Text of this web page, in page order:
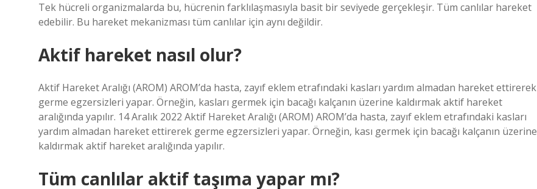
Tek hücreli organizmalarda bu, hücrenin farklılaşmasıyla basit bir seviyede gerçekleşir. Tüm canlılar hareket
edebilir. Bu hareket mekanizması tüm canlılar için aynı değildir.
Aktif hareket nasıl olur?
Aktif Hareket Aralığı (AROM) AROM’da hasta, zayıf eklem etrafındaki kasları yardım almadan hareket ettirerek
germe egzersizleri yapar. Örneğin, kasları germek için bacağı kalçanın üzerine kaldırmak aktif hareket
aralığında yapılır. 14 Aralık 2022 Aktif Hareket Aralığı (AROM) AROM’da hasta, zayıf eklem etrafındaki kasları
yardım almadan hareket ettirerek germe egzersizleri yapar. Örneğin, kası germek için bacağı kalçanın üzerine
kaldırmak aktif hareket aralığında yapılır.
Tüm canlılar aktif taşıma yapar mı?